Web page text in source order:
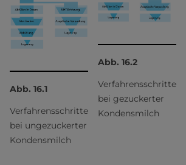
Abb. 16.1
Verfahrensschritte
bei ungezuckerter
Kondensmilch
Abb. 16.2
Verfahrensschritte
bei gezuckerter
Kondensmilch